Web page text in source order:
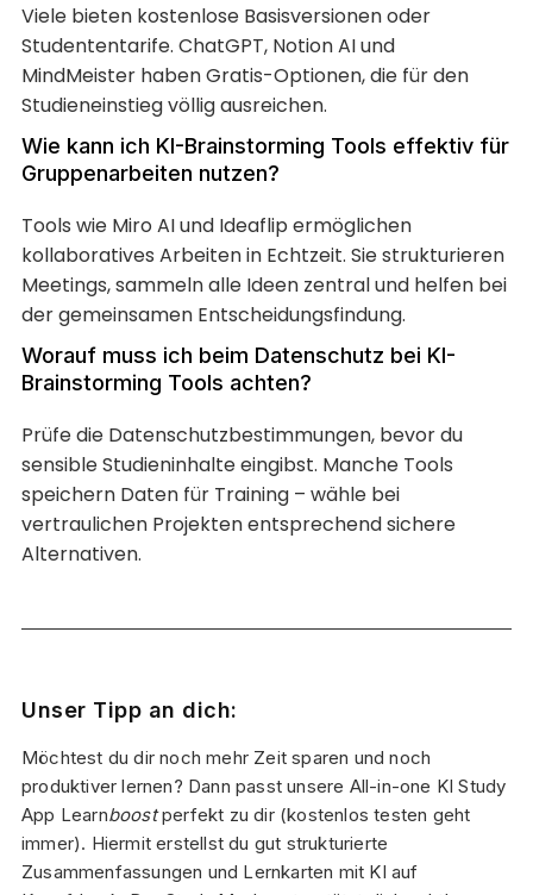
Viele bieten kostenlose Basisversionen oder
Studententarife. ChatGPT, Notion AI und
MindMeister haben Gratis-Optionen, die für den
Studieneinstieg völlig ausreichen.
Wie kann ich KI-Brainstorming Tools effektiv für
Gruppenarbeiten nutzen?
Tools wie Miro AI und Ideaflip ermöglichen
kollaboratives Arbeiten in Echtzeit. Sie strukturieren
Meetings, sammeln alle Ideen zentral und helfen bei
der gemeinsamen Entscheidungsfindung.
Worauf muss ich beim Datenschutz bei KI-
Brainstorming Tools achten?
Prüfe die Datenschutzbestimmungen, bevor du
sensible Studieninhalte eingibst. Manche Tools
speichern Daten für Training – wähle bei
vertraulichen Projekten entsprechend sichere
Alternativen.
Unser Tipp an dich:
Möchtest du dir noch mehr Zeit sparen und noch
produktiver lernen? Dann passt unsere All-in-one KI Study
App Learnboostperfekt zu dir (kostenlos testen geht
immer). Hiermit erstellst du gut strukturierte
Zusammenfassungen und Lernkarten mit KI auf